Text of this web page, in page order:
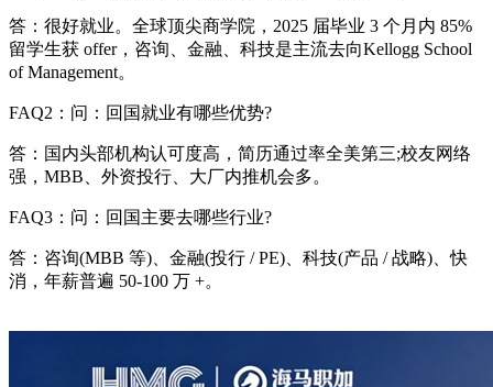
答：很好就业。全球顶尖商学院，2025 届毕业 3 个月内 85%
留学生获 offer，咨询、金融、科技是主流去向Kellogg School
of Management。
FAQ2：问：回国就业有哪些优势?
答：国内头部机构认可度高，简历通过率全美第三;校友网络
强，MBB、外资投行、大厂内推机会多。
FAQ3：问：回国主要去哪些行业?
答：咨询(MBB 等)、金融(投行 / PE)、科技(产品 / 战略)、快
消，年薪普遍 50-100 万 +。